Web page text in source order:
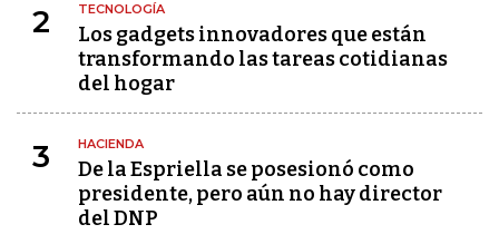
2 TECNOLOGÍA
Los gadgets innovadores que están
transformando las tareas cotidianas
del hogar
3 HACIENDA
De la Espriella se posesionó como
presidente, pero aún no hay director
del DNP